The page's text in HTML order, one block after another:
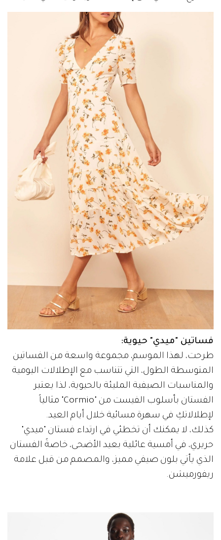
فساتين "ميدي" حيوية:
طرحت، لهذا الموسم، مجموعة واسعة من الفساتين
المتوسطة الطول، التي تتناسب مع الإطلالات اليومية
والمناسبات الصيفية المليئة بالحيوية، لذا يعتبر
لإطلالاتكِ في سهرة مسائية خلال أيام العيد.
كذلك، لا يمكنك أن تخطئي في ارتداء فستان "ميدي"
حريري، في أمسية عائلية بعيد الأضحى، خاصةً الفستان
الذي يأتي بلون صيفي مميز، والمصمم من قبل علامة